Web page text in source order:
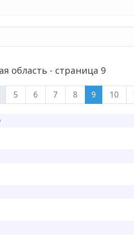
область - страница 9
5 6 7 8 9 10